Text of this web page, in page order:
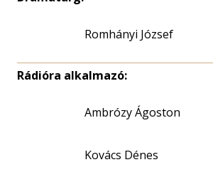
Romhányi József
Rádióra alkalmazó:
Ambrózy Ágoston
Kovács Dénes